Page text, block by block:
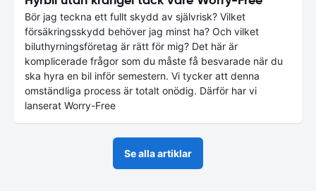
Bör jag teckna ett fullt skydd av självrisk? Vilket
försäkringsskydd behöver jag minst ha? Och vilket
biluthyrningsföretag är rätt för mig? Det här är
komplicerade frågor som du måste få besvarade när du
ska hyra en bil inför semestern. Vi tycker att denna
omständliga process är totalt onödig. Därför har vi
lanserat Worry-Free
Se alla artiklar